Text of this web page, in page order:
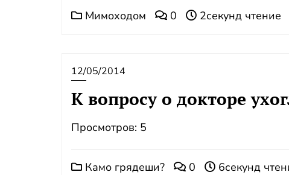
Мимоходом 0 2секунд чтение
12/05/2014
К вопросу о докторе
Просмотров: 5
Камо грядеши? 0 6секунд